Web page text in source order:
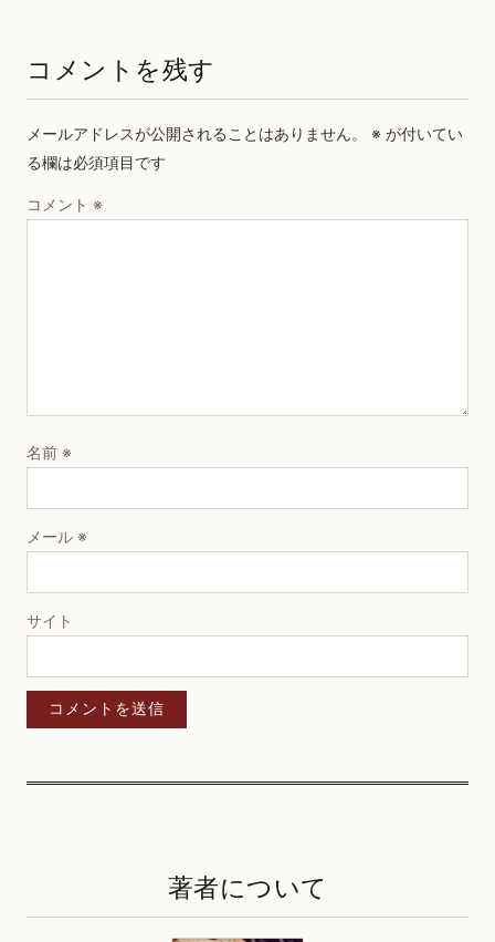
コメントを残す
メールアドレスが公開されることはありません。 ※ が付いてい
る欄は必須項目です
コメント ※
名前 ※
メール ※
サイト
著者について